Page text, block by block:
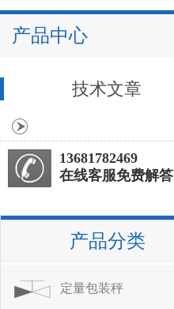
产品中心
技术文章
13681782469
在线客服免费解答
产品分类
定量包装秤